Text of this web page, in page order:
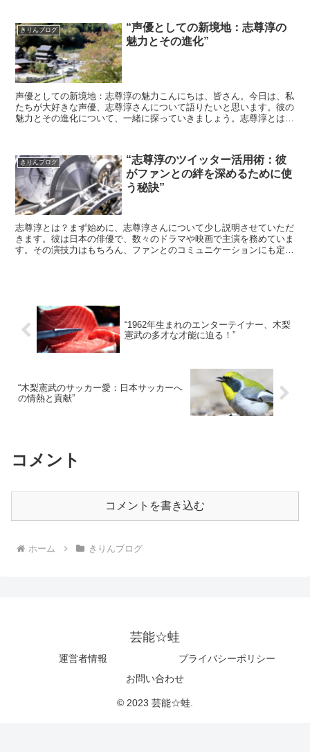
きりんブログ
“声優としての新境地：志尊淳の
魅力とその進化”
声優としての新境地：志尊淳の魅力こんにちは、皆さん。今日は、私
たちが大好きな声優、志尊淳さんについて語りたいと思います。彼の
魅力とその進化について、一緒に探っていきましょう。志尊淳とは？
きりんブログ
“志尊淳のツイッター活用術：彼
がファンとの絆を深めるために使
う秘訣”
志尊淳とは？まず始めに、志尊淳さんについて少し説明させていただ
きます。彼は日本の俳優で、数々のドラマや映画で主演を務めていま
す。その演技力はもちろん、ファンとのコミュニケーションにも定評
“1962年生まれのエンターテイナー、木梨
憲武の多才な才能に迫る！”
“木梨憲武のサッカー愛：日本サッカーへ
の情熱と貢献”
コメント
コメントを書き込む
ホーム きりんブログ
芸能☆蛙
運営者情報
プライバシーポリシー
お問い合わせ
© 2023 芸能☆蛙.